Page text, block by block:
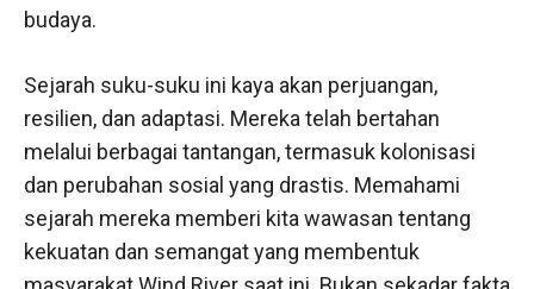
budaya.
Sejarah suku-suku ini kaya akan perjuangan,
resilien, dan adaptasi. Mereka telah bertahan
melalui berbagai tantangan, termasuk kolonisasi
dan perubahan sosial yang drastis. Memahami
sejarah mereka memberi kita wawasan tentang
kekuatan dan semangat yang membentuk